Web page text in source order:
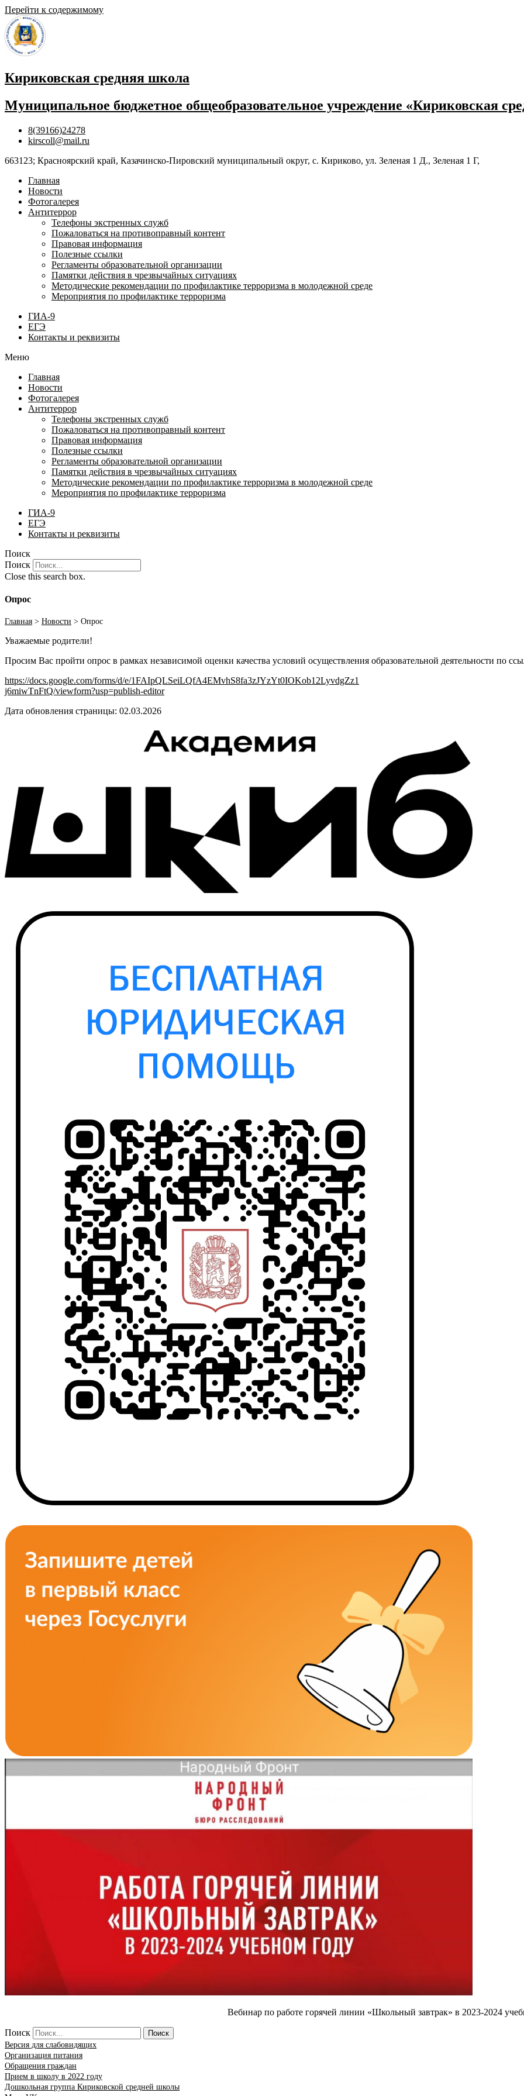
Перейти к содержимому
Кириковская средняя школа
Муниципальное бюджетное общеобразовательное учреждение «Кириковская
8(39166)24278
kirscoll@mail.ru
663123; Красноярский край, Казачинско-Пировский муниципальный округ, с. Кириково, ул. Зеленая 1 Д., Зеленая 1 Г,
Главная
Новости
Фотогалерея
Антитеррор
Телефоны экстренных служб
Пожаловаться на противоправный контент
Правовая информация
Полезные ссылки
Регламенты образовательной организации
Памятки действия в чрезвычайных ситуациях
Методические рекомендации по профилактике терроризма в молодежной среде
Мероприятия по профилактике терроризма
ГИА-9
ЕГЭ
Контакты и реквизиты
Меню
Главная
Новости
Фотогалерея
Антитеррор
Телефоны экстренных служб
Пожаловаться на противоправный контент
Правовая информация
Полезные ссылки
Регламенты образовательной организации
Памятки действия в чрезвычайных ситуациях
Методические рекомендации по профилактике терроризма в молодежной среде
Мероприятия по профилактике терроризма
ГИА-9
ЕГЭ
Контакты и реквизиты
Поиск
Поиск
Close this search box.
Опрос
Главная > Новости > Опрос
Уважаемые родители!
Просим Вас пройти опрос в рамках независимой оценки качества условий осуществления образовательной деятельности по
https://docs.google.com/forms/d/e/1FAIpQLSeiLQfA4EMvhS8fa3zJYzYt0IOKob12LyvdgZz1
j6miwTnFtQ/viewform?usp=publish-editor
Дата обновления страницы: 02.03.2026
Вебинар по работе горячей линии «Школьный завтрак» в 2023-2024
Поиск
Поиск
Версия для слабовидящих
Организация питания
Обращения граждан
Прием в школу в 2022 году
Дошкольная группа Кириковской средней школы